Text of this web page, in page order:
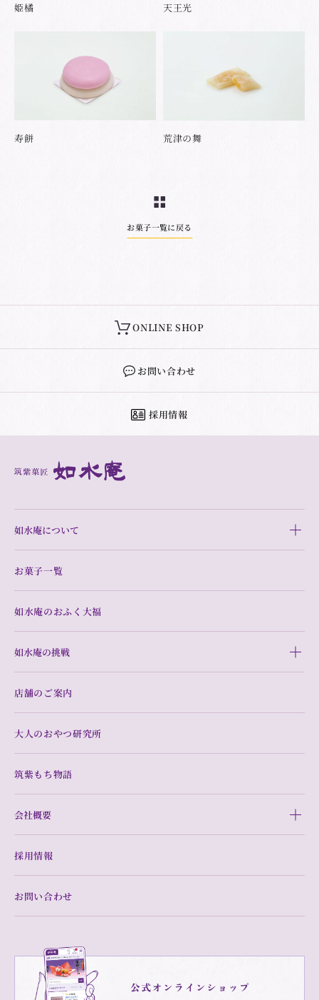
姫橘 天王光
寿餅 荒津の舞
お菓子一覧に戻る
ONLINE SHOP
お問い合わせ
採用情報
如水庵について
お菓子一覧
如水庵のおふく大福
如水庵の挑戦
店舗のご案内
大人のおやつ研究所
筑紫もち物語
会社概要
採用情報
お問い合わせ